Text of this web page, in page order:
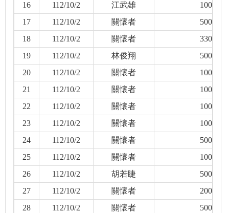
16
112/10/2 江武雄
100
17
112/10/2 關懷者
500
18
112/10/2 關懷者
330
19
112/10/2 林俊翔
500
20
112/10/2 關懷者
100
21
112/10/2 關懷者
100
22
112/10/2 關懷者
100
23
112/10/2 關懷者
100
24
112/10/2 關懷者
500
25
112/10/2 關懷者
100
26
112/10/2 胡若睫
500
27
112/10/2 關懷者
200
28
112/10/2 關懷者
500